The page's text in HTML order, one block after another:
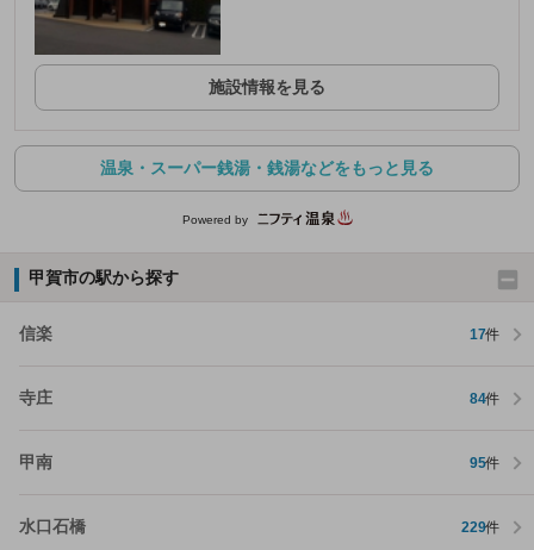
施設情報を見る
温泉・スーパー銭湯・銭湯などをもっと見る
Powered by
甲賀市の駅から探す
信楽 17件
寺庄 84件
甲南 95件
水口石橋 229件